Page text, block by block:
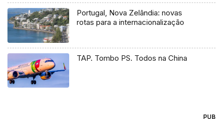
Portugal, Nova Zelândia: novas
rotas para a internacionalização
TAP. Tombo PS. Todos na China
PUB